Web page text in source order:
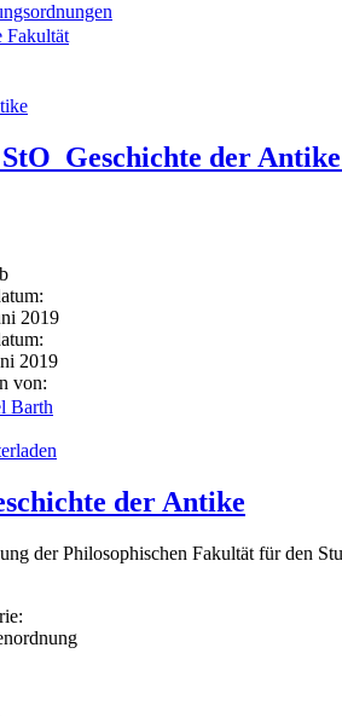
Fakultät
der
2019
2019
von:
Barth
der Antike
der Philosophischen Fakultät für den